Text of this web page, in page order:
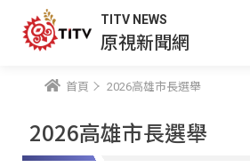
TITV NEWS
原視新聞網
首頁 2026高雄市長選舉
2026高雄市長選舉